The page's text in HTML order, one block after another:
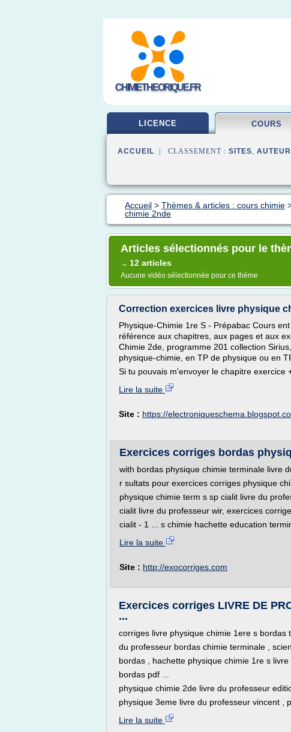
CHIMIETHEORIQUE.FR
LICENCE COURS
ACCUEIL | CLASSEMENT : SITES,
Accueil > Thèmes & articles : cours chimie
chimie 2nde
Articles sélectionnés pour le
→ 12 articles
Aucune vidéo sélectionnée pour ce thème
Correction exercices livre physique
Physique-Chimie 1re S - Prépabac Cours
référence aux chapitres, aux pages et aux
Chimie 2de, programme 201 collection
physique-chimie, en TP de physique ou en
Si tu pouvais m'envoyer le chapitre exercice
Lire la suite
Site : https://
Exercices corriges bordas
with bordas physique chimie terminale livre
r sultats pour exercices corriges physique
physique chimie term s sp cialit livre du
cialit livre du professeur wir, exercices
cialit - 1 ... s chimie hachette education
Lire la suite
Site : http://exocorriges.com
Exercices corriges LIVRE DE
...
corriges livre physique chimie 1ere s bordas
du professeur bordas chimie terminale ,
bordas , hachette physique chimie 1re s
bordas pdf ...
physique chimie 2de livre du professeur
physique 3eme livre du professeur vincent ,
Lire la suite